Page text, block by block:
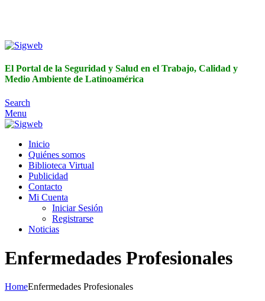
El Portal de la Seguridad y Salud en el Trabajo, Calidad y
Medio Ambiente de Latinoamérica
Search
Menu
Inicio
Quiénes somos
Biblioteca Virtual
Publicidad
Contacto
Mi Cuenta
Iniciar Sesión
Registrarse
Noticias
Enfermedades Profesionales
HomeEnfermedades Profesionales